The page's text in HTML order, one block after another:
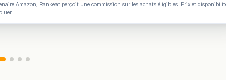
Amazon, Rankeat perçoit une commission sur les achats éligibles. Prix et